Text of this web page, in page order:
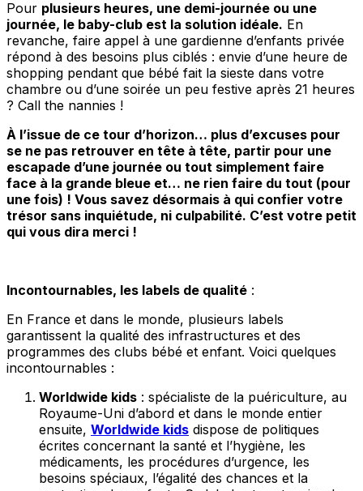
Pour plusieurs heures, une demi-journée ou une
journée, le baby-club est la solution idéale. En
revanche, faire appel à une gardienne d’enfants privée
répond à des besoins plus ciblés : envie d’une heure de
shopping pendant que bébé fait la sieste dans votre
chambre ou d’une soirée un peu festive après 21 heures
? Call the nannies !
À l’issue de ce tour d’horizon… plus d’excuses pour
se ne pas retrouver en tête à tête, partir pour une
escapade d’une journée ou tout simplement faire
face à la grande bleue et… ne rien faire du tout (pour
une fois) ! Vous savez désormais à qui confier votre
trésor sans inquiétude, ni culpabilité. C’est votre petit
qui vous dira merci !
Incontournables, les labels de qualité :
En France et dans le monde, plusieurs labels
garantissent la qualité des infrastructures et des
programmes des clubs bébé et enfant. Voici quelques
incontournables :
Worldwide kids : spécialiste de la puériculture, au
Royaume-Uni d’abord et dans le monde entier
ensuite, Worldwide kids dispose de politiques
écrites concernant la santé et l’hygiène, les
médicaments, les procédures d’urgence, les
besoins spéciaux, l’égalité des chances et la